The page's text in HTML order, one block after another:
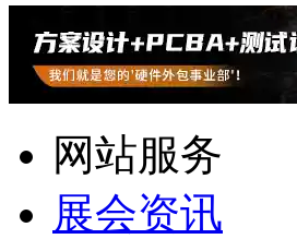
网站服务
展会资讯